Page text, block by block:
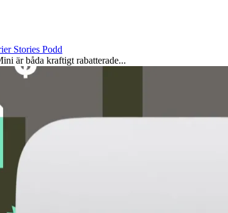
Stories Podd
är båda kraftigt rabatterade...